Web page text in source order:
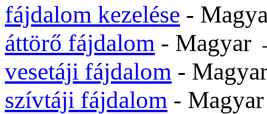
fájdalom kezelése -
áttörő fájdalom -
vesetáji fájdalom -
szívtáji fájdalom -